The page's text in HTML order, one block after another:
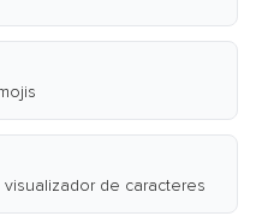
de caracteres